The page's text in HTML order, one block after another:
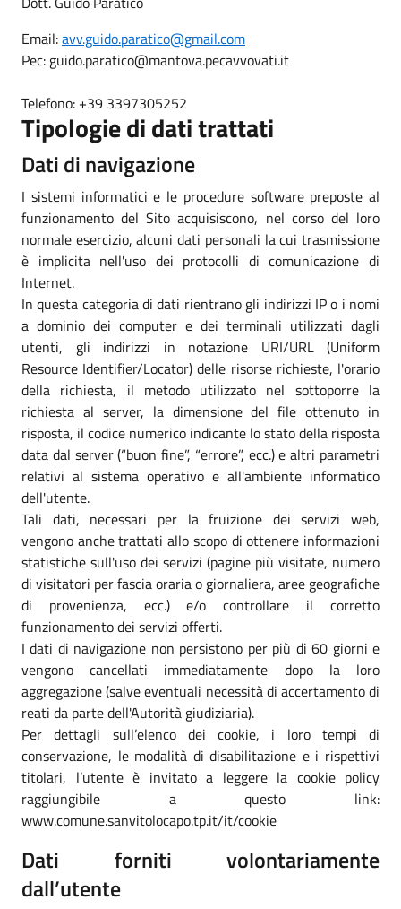
Email:avv.guido.paratico@gmail.com
Pec: guido.paratico@mantova.pecavvovati.it
Telefono: +39 3397305252
Tipologie di dati trattati
Dati di navigazione
I sistemi informatici e le procedure software preposte al
funzionamento del Sito acquisiscono, nel corso del loro
normale esercizio, alcuni dati personali la cui trasmissione
è implicita nell'uso dei protocolli di comunicazione di
Internet.
In questa categoria di dati rientrano gli indirizzi IP o i nomi
a dominio dei computer e dei terminali utilizzati dagli
utenti, gli indirizzi in notazione URI/URL (Uniform
Resource Identifier/Locator) delle risorse richieste, l'orario
della richiesta, il metodo utilizzato nel sottoporre la
richiesta al server, la dimensione del file ottenuto in
risposta, il codice numerico indicante lo stato della risposta
data dal server (“buon fine”, “errore”, ecc.) e altri parametri
relativi al sistema operativo e all'ambiente informatico
dell'utente.
Tali dati, necessari per la fruizione dei servizi web,
vengono anche trattati allo scopo di ottenere informazioni
statistiche sull'uso dei servizi (pagine più visitate, numero
di visitatori per fascia oraria o giornaliera, aree geografiche
di provenienza, ecc.) e/o controllare il corretto
funzionamento dei servizi offerti.
I dati di navigazione non persistono per più di 60 giorni e
vengono cancellati immediatamente dopo la loro
aggregazione (salve eventuali necessità di accertamento di
reati da parte dell'Autorità giudiziaria).
Per dettagli sull’elenco dei cookie, i loro tempi di
conservazione, le modalità di disabilitazione e i rispettivi
titolari, l’utente è invitato a leggere la cookie policy
raggiungibile a questo link:
www.comune.sanvitolocapo.tp.it/it/cookie
Dati forniti volontariamente
dall’utente